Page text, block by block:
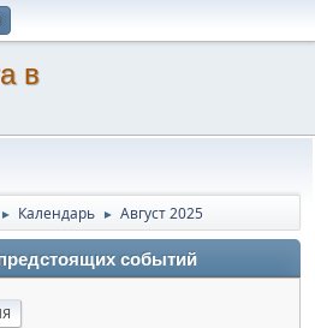
в
► Календарь ► Август 2025
событий